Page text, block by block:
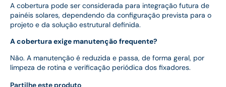
A cobertura pode ser considerada para integração futura de
painéis solares, dependendo da configuração prevista para o
projeto e da solução estrutural definida.
A cobertura exige manutenção frequente?
Não. A manutenção é reduzida e passa, de forma geral, por
limpeza de rotina e verificação periódica dos fixadores.
Partilhe este produto